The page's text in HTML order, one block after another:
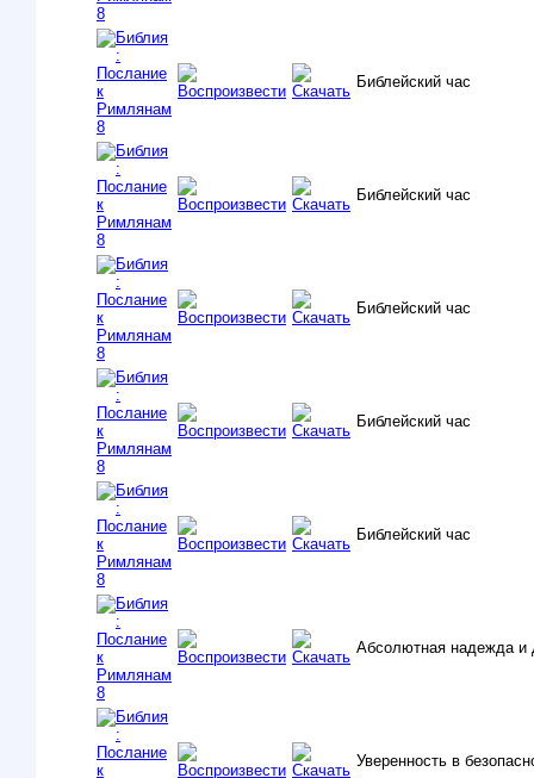
Библейский час
Библейский час
Библейский час
Библейский час
Библейский час
Абсолютная надежда и
Уверенность в